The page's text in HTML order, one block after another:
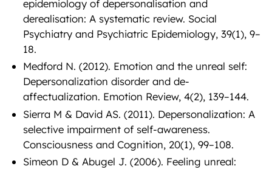
epidemiology of depersonalisation and
derealisation: A systematic review. Social
Psychiatry and Psychiatric Epidemiology, 39(1), 9–
18.
Medford N. (2012). Emotion and the unreal self:
Depersonalization disorder and de-
affectualization. Emotion Review, 4(2), 139–144.
Sierra M & David AS. (2011). Depersonalization: A
selective impairment of self-awareness.
Consciousness and Cognition, 20(1), 99–108.
Simeon D & Abugel J. (2006). Feeling unreal: